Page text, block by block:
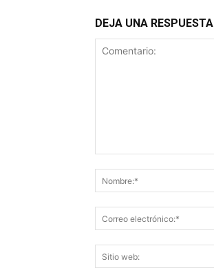
DEJA UNA RESPUESTA